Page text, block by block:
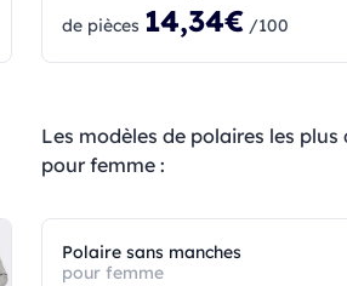
de pièces 14,34€ /100
Les modèles de polaires les plus
pour femme :
Polaire sans manches
pour femme